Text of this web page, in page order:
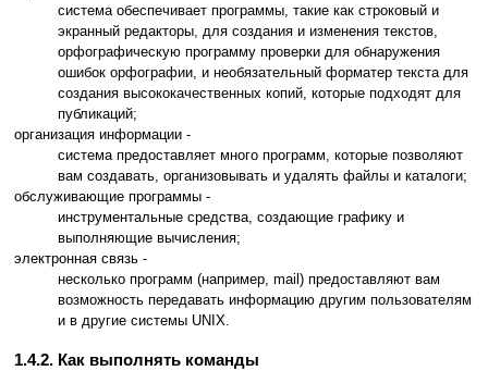
система обеспечивает программы, такие как строковый и
экранный редакторы, для создания и изменения текстов,
орфографическую программу проверки для обнаружения
ошибок орфографии, и необязательный форматер текста для
создания высококачественных копий, которые подходят для
публикаций;
организация информации -
система предоставляет много программ, которые позволяют
вам создавать, организовывать и удалять файлы и каталоги;
обслуживающие программы -
инструментальные средства, создающие графику и
выполняющие вычисления;
электронная связь -
несколько программ (например, mail) предоставляют вам
возможность передавать информацию другим пользователям
и в другие системы UNIX.
1.4.2. Как выполнять команды